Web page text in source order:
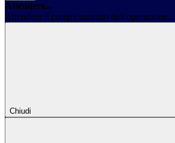
Attendere...
Attendere il completamento dell'operazione...
Chiudi